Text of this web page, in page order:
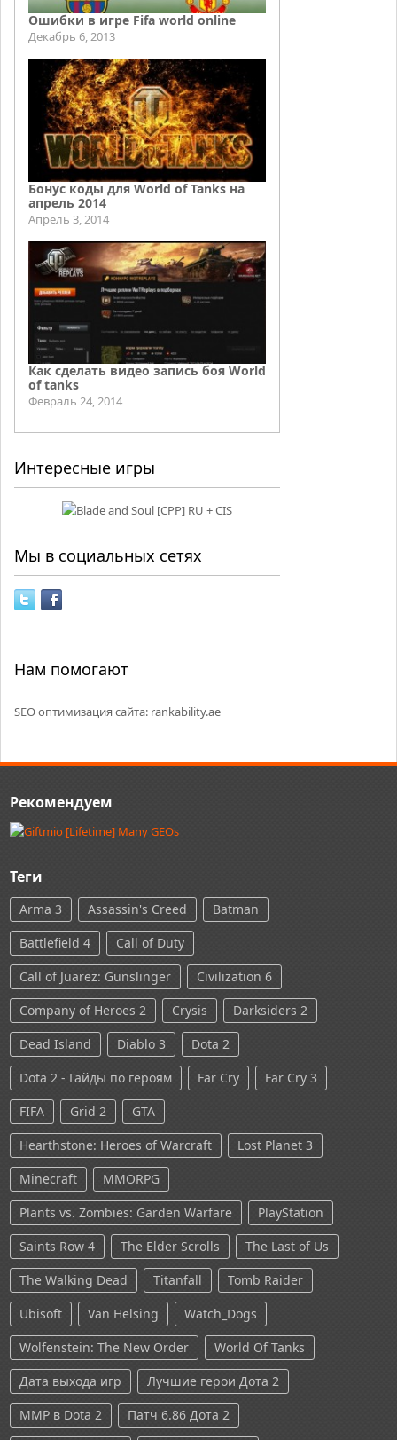
Ошибки в игре Fifa world online
Декабрь 6, 2013
Бонус коды для World of Tanks на
апрель 2014
Апрель 3, 2014
Как сделать видео запись боя World
of tanks
Февраль 24, 2014
Интересные игры
Мы в социальных сетях
Нам помогают
SEO оптимизация сайта: rankability.ae
Рекомендуем
Теги
Arma 3 Assassin's Creed
Batman
Battlefield 4
Call of Duty
Call of Juarez: Gunslinger
Civilization 6
Company of Heroes 2
Crysis
Darksiders 2
Dead Island
Diablo 3
Dota 2
Dota 2 - Гайды по героям
Far Cry
Far Cry 3
FIFA
Grid 2
GTA
Hearthstone: Heroes of Warcraft
Lost Planet 3
Minecraft
MMORPG
Plants vs. Zombies: Garden Warfare
PlayStation
Saints Row 4
The Elder Scrolls
The Last of Us
The Walking Dead
Titanfall
Tomb Raider
Ubisoft
Van Helsing
Watch_Dogs
Wolfenstein: The New Order
World Of Tanks
Дата выхода игр
Лучшие герои Дота 2
ММР в Dota 2
Патч 6.86 Дота 2